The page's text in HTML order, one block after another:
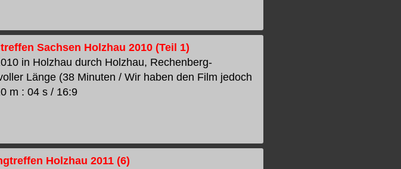
Sachsen Holzhau 2010 (Teil 1)
in Holzhau durch Holzhau, Rechenberg-
Länge (38 Minuten / Wir haben den Film jedoch
m : 04 s / 16:9
Holzhau 2011 (6)